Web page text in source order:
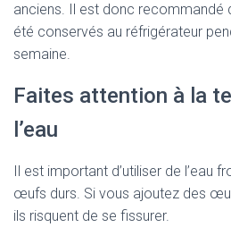
anciens. Il est donc recommandé
été conservés au réfrigérateur
semaine.
Faites attention à la
l’eau
Il est important d’utiliser de l’eau
œufs durs. Si vous ajoutez des
ils risquent de se fissurer.